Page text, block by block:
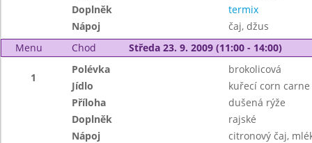
Doplněk
termix
Nápoj
čaj, džus
Menu
Chod Středa 23. 9. 2009 (11:00 - 14:00)
1
Polévka
brokolicová
Jídlo
kuřecí corn carne
Příloha
dušená rýže
Doplněk
rajské
Nápoj
citronový čaj,